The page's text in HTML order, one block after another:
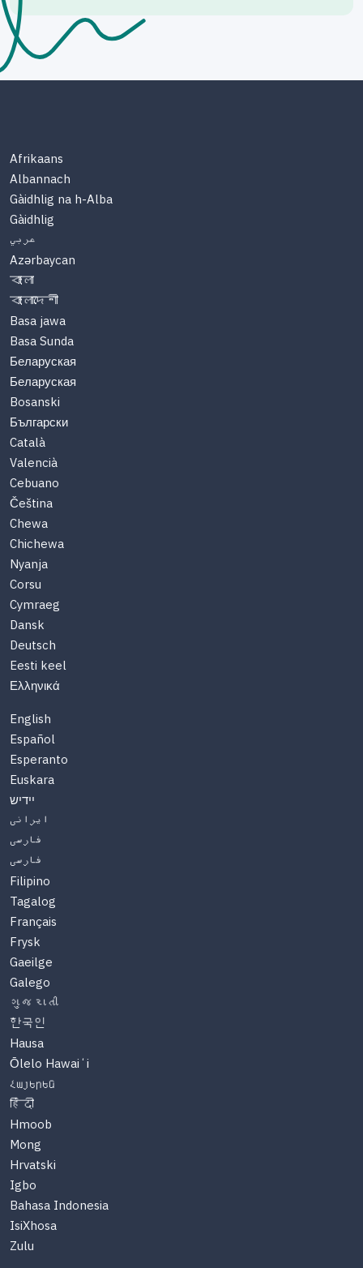
Afrikaans
Albannach
Gàidhlig na h-Alba
Gàidhlig
عربي
Azərbaycan
বাংলা
বাংলাদেশী
Basa jawa
Basa Sunda
Беларуская
Беларуская
Bosanski
Български
Català
Valencià
Cebuano
Čeština
Chewa
Chichewa
Nyanja
Corsu
Cymraeg
Dansk
Deutsch
Eesti keel
Ελληνικά
English
Español
Esperanto
Euskara
יידיש
ایرانی
فارسی
فارسی
Filipino
Tagalog
Français
Frysk
Gaeilge
Galego
ગુજરાતી
한국인
Hausa
Ōlelo Hawaiʻi
Հայերեն
हिंदी
Hmoob
Mong
Hrvatski
Igbo
Bahasa Indonesia
IsiXhosa
Zulu